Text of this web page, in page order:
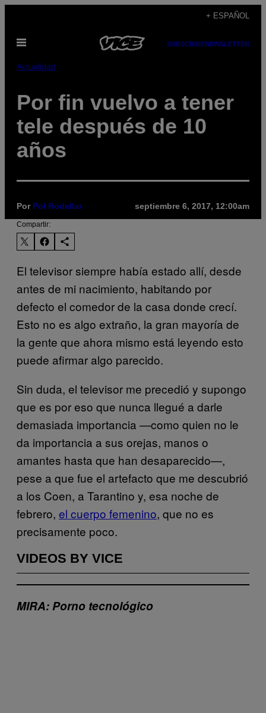
contenido
+ ESPAÑOL
Abrir
SUBSCRIBENEWSLETTER
Actualidad
Por fin vuelvo a tener
tele después de 10
años
Por Pol Rodellar septiembre 6, 2017, 12:00am
Compartir:
El televisor siempre había estado allí, desde
antes de mi nacimiento, habitando por
defecto el comedor de la casa donde crecí.
Esto no es algo extraño, la gran mayoría de
la gente que ahora mismo está leyendo esto
puede afirmar algo parecido.
Sin duda, el televisor me precedió y supongo
que es por eso que nunca llegué a darle
demasiada importancia —como quien no le
da importancia a sus orejas, manos o
amantes hasta que han desaparecido—,
pese a que fue el artefacto que me descubrió
a los Coen, a Tarantino y, esa noche de
febrero, el cuerpo femenino, que no es
precisamente poco.
VIDEOS BY VICE
MIRA: Porno tecnológico